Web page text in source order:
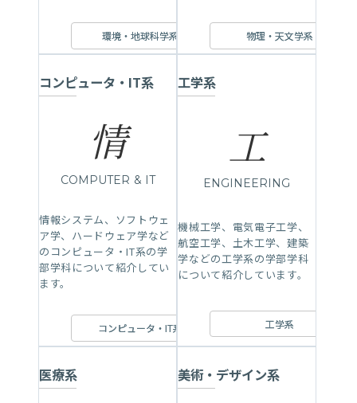
環境・地球科学系 物理・天文学系
コンピュータ・IT系
情
COMPUTER & IT
情報システム、ソフトウェ
ア学、ハードウェア学など
のコンピュータ・IT系の学
部学科について紹介してい
ます。
コンピュータ・IT系
工学系
工
ENGINEERING
機械工学、電気電子工学、
航空工学、土木工学、建築
学などの工学系の学部学科
について紹介しています。
工学系
医療系 美術・デザイン系